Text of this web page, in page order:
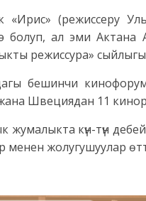
«Ирис» (режиссеру
болуп, ал эми Актана
режиссура»
бешинчи
Швециядан 11
жумалыкта күн-түн
менен жолугушуулар